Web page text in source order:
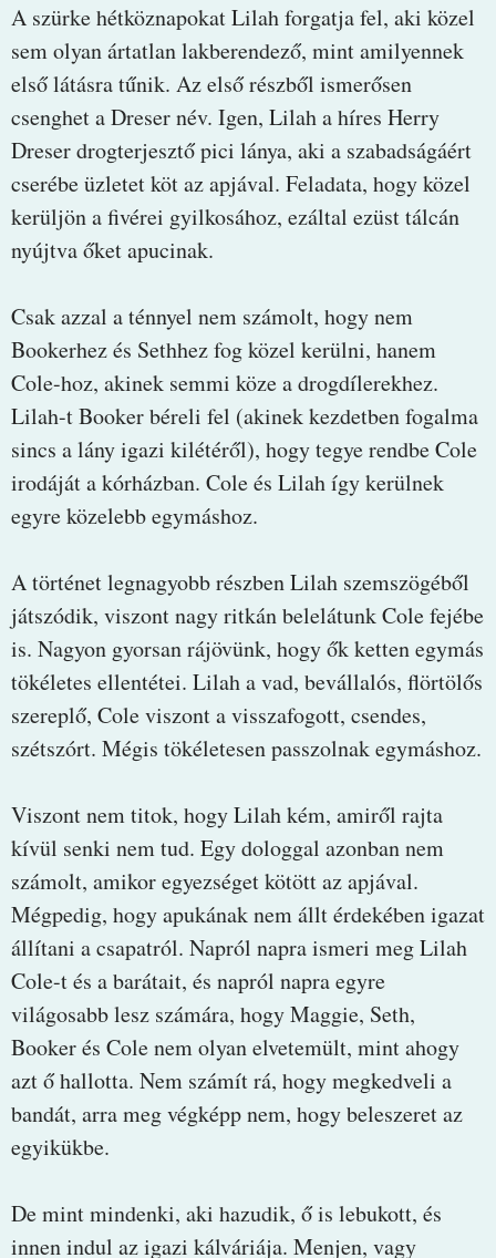
A szürke hétköznapokat Lilah forgatja fel, aki közel
sem olyan ártatlan lakberendező, mint amilyennek
első látásra tűnik. Az első részből ismerősen
csenghet a Dreser név. Igen, Lilah a híres Herry
Dreser drogterjesztő pici lánya, aki a szabadságáért
cserébe üzletet köt az apjával. Feladata, hogy közel
kerüljön a fivérei gyilkosához, ezáltal ezüst tálcán
nyújtva őket apucinak.
Csak azzal a ténnyel nem számolt, hogy nem
Bookerhez és Sethhez fog közel kerülni, hanem
Cole-hoz, akinek semmi köze a drogdílerekhez.
Lilah-t Booker béreli fel (akinek kezdetben fogalma
sincs a lány igazi kilétéről), hogy tegye rendbe Cole
irodáját a kórházban. Cole és Lilah így kerülnek
egyre közelebb egymáshoz.
A történet legnagyobb részben Lilah szemszögéből
játszódik, viszont nagy ritkán belelátunk Cole fejébe
is. Nagyon gyorsan rájövünk, hogy ők ketten egymás
tökéletes ellentétei. Lilah a vad, bevállalós, flörtölős
szereplő, Cole viszont a visszafogott, csendes,
szétszórt. Mégis tökéletesen passzolnak egymáshoz.
Viszont nem titok, hogy Lilah kém, amiről rajta
kívül senki nem tud. Egy dologgal azonban nem
számolt, amikor egyezséget kötött az apjával.
Mégpedig, hogy apukának nem állt érdekében igazat
állítani a csapatról. Napról napra ismeri meg Lilah
Cole-t és a barátait, és napról napra egyre
világosabb lesz számára, hogy Maggie, Seth,
Booker és Cole nem olyan elvetemült, mint ahogy
azt ő hallotta. Nem számít rá, hogy megkedveli a
bandát, arra meg végképp nem, hogy beleszeret az
egyikükbe.
De mint mindenki, aki hazudik, ő is lebukott, és
innen indul az igazi kálváriája. Menjen, vagy